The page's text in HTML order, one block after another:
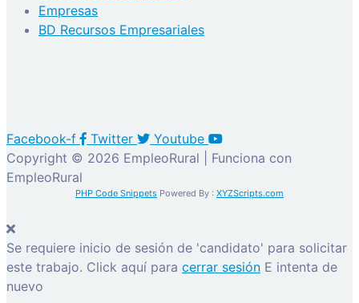
Empresas
BD Recursos Empresariales
Facebook-f Twitter
Youtube
Copyright © 2026 EmpleoRural | Funciona con
EmpleoRural
PHP Code Snippets Powered By : XYZScripts.com
Se requiere inicio de sesión de 'candidato' para solicitar
este trabajo. Click aquí para cerrar sesión E intenta de
nuevo